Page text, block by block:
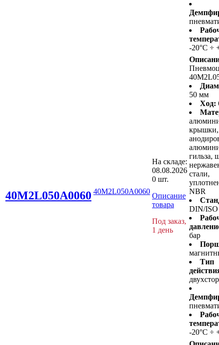
-20°C ÷
40M2L050A0060 40M2L050A0060
На складе:
08.08.2026
0 шт.
Описание
товара
Под заказ,
1 день
50 мм
Ход:
крышки,
гильза,
стали,
NBR
DIN/ISO
бар
Тип
-20°C ÷